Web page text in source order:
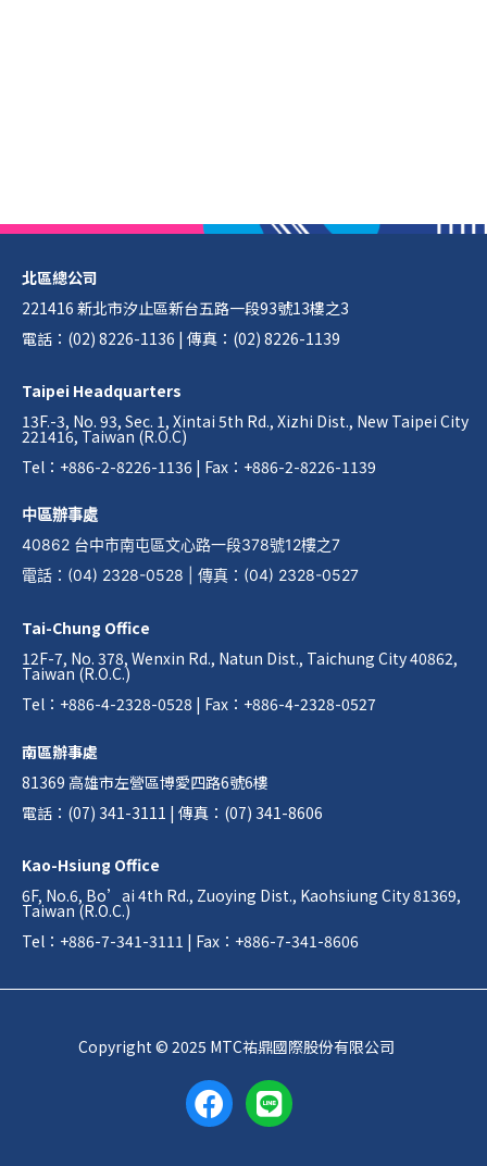
北區總公司
221416 新北市汐止區新台五路一段93號13樓之3
電話：(02) 8226-1136 | 傳真：(02) 8226-1139
Taipei Headquarters
13F.-3, No. 93, Sec. 1, Xintai 5th Rd., Xizhi Dist., New Taipei City
221416, Taiwan (R.O.C)
Tel：+886-2-8226-1136 | Fax：+886-2-8226-1139
中區辦事處
40862 台中市南屯區文心路一段378號12樓之7
電話 ： (04) 2328-0528 傳真 ： (04) 2328-0527
Tai-Chung Office
12F-7, No. 378, Wenxin Rd., Natun Dist., Taichung City 40862,
Taiwan (R.O.C.)
Tel：+886-4-2328-0528 | Fax：+886-4-2328-0527
南區辦事處
81369 高雄市左營區博愛四路6號6樓
電話：(07) 341-3111 | 傳真：(07) 341-8606
Kao-Hsiung Office
6F, No.6, Bo’ai 4th Rd., Zuoying Dist., Kaohsiung City 81369,
Taiwan (R.O.C.)
Tel：+886-7-341-3111 | Fax：+886-7-341-8606
Copyright © 2025 MTC祐鼎國際股份有限公司